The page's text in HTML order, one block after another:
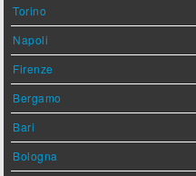
Torino
Napoli
Firenze
Bergamo
Bari
Bologna